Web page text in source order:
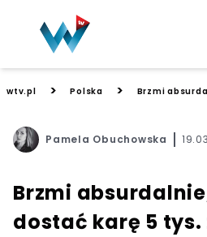
wtv.pl > Polska > Brzmi
Pamela Obuchowska
Brzmi
dostać karę 5 tys.